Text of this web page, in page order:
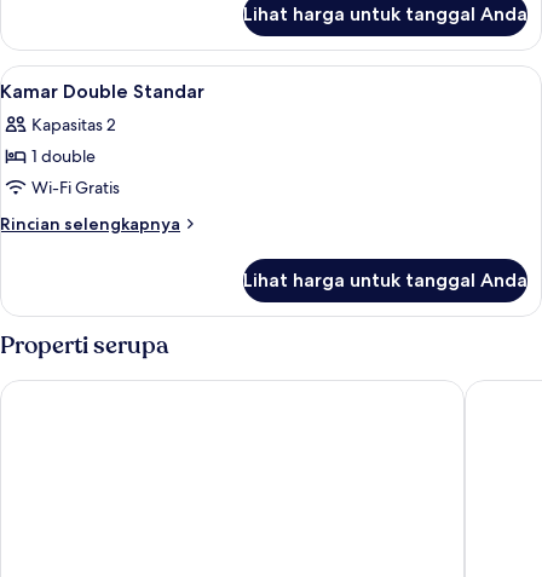
Eksekutif
Kamar
Double
atau
Eksekutif
Lihat harga untuk tanggal Anda
Lihat
semua
foto
untuk
Kamar
Double
Kamar Double Standar | Seprai
12
Kamar Double Standar
Kapasitas 2
1 double
Wi-Fi Gratis
Rincian selengkapnya
Rincian
Kamar
Standar
Lihat harga untuk tanggal Anda
Properti serupa
St Giles House Hotel George